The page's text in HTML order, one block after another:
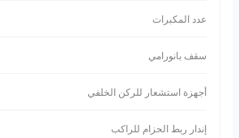
عدد المكبرات
سقف بانورامي
أجهزة استشعار للركن الخلفي
إندار ربط الحزام للراكب